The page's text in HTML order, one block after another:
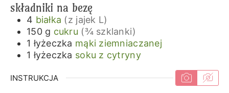
składniki na bezę
4 białka (z jajek L)
150 g cukru (¾ szklanki)
1 łyżeczka mąki ziemniaczanej
1 łyżeczka soku z cytryny
INSTRUKCJA